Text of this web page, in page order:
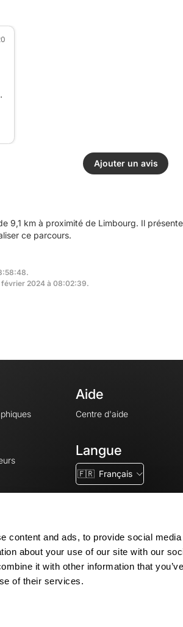
content and ads, to provide social
about your use of our site with our
it with other information that
of their services.
Ajouter un avis
9,1 km à proximité de Limbourg. Il
ce parcours.
février 2024 à 08:02:39.
Aide
Centre d'aide
Langue
🇫🇷 Français